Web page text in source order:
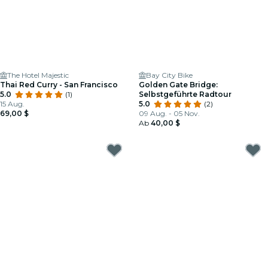
The Hotel Majestic
Thai Red Curry - San Francisco
5.0
(1)
15 Aug.
69,00 $
Bay City Bike
Golden Gate Bridge:
Selbstgeführte Radtour
5.0
(2)
09 Aug. - 05 Nov.
Ab 40,00 $